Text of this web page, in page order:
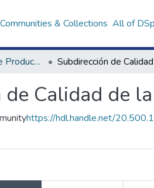
Communities & Collections All of
Centro Nacional de Producción y Bienes Estratégicos de Salud Pública
de Calidad de
https://hdl.handle.net/